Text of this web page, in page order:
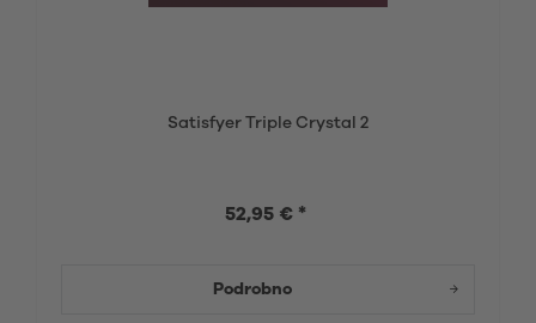
Satisfyer Triple Crystal 2
52,95 € *
Podrobno